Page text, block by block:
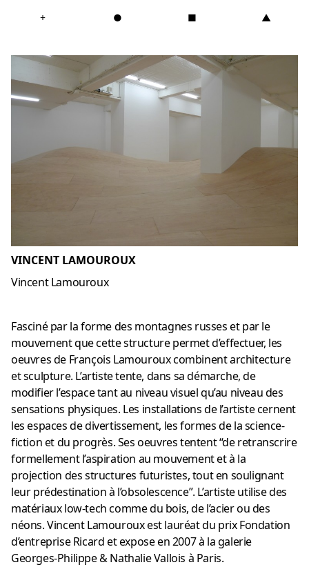
+ ● ■ ▲
VINCENT LAMOUROUX
Vincent Lamouroux
Fasciné par la forme des montagnes russes et par le
mouvement que cette structure permet d’effectuer, les
oeuvres de François Lamouroux combinent architecture
et sculpture. L’artiste tente, dans sa démarche, de
modifier l’espace tant au niveau visuel qu’au niveau des
sensations physiques. Les installations de l’artiste cernent
les espaces de divertissement, les formes de la science-
fiction et du progrès. Ses oeuvres tentent “de retranscrire
formellement l’aspiration au mouvement et à la
projection des structures futuristes, tout en soulignant
leur prédestination à l’obsolescence”. L’artiste utilise des
matériaux low-tech comme du bois, de l’acier ou des
néons. Vincent Lamouroux est lauréat du prix Fondation
d’entreprise Ricard et expose en 2007 à la galerie
Georges-Philippe & Nathalie Vallois à Paris.